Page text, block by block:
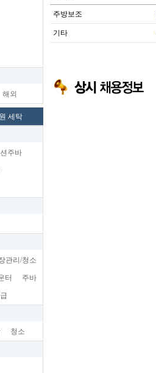
해외
세탁
주바
관리/청소
터 주바
청소
주방보조
기타